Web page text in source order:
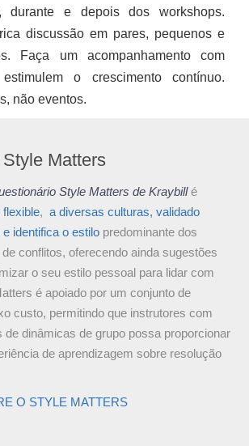
durante e depois dos workshops.
discussão em pares, pequenos e
Faça um acompanhamento com
o crescimento contínuo.
não eventos.
Matters
Style Matters de Kraybillé
flexible, a diversas culturas, validado
e identifica o estilo predominante dos
conflitos, oferecendo ainda sugestões
o seu estilo pessoal para lidar com
é apoiado por um conjunto de
custo, permitindo que instrutores com
de dinâmicas de grupo possa proporcionar
de aprendizagem sobre resolução
O STYLE MATTERS